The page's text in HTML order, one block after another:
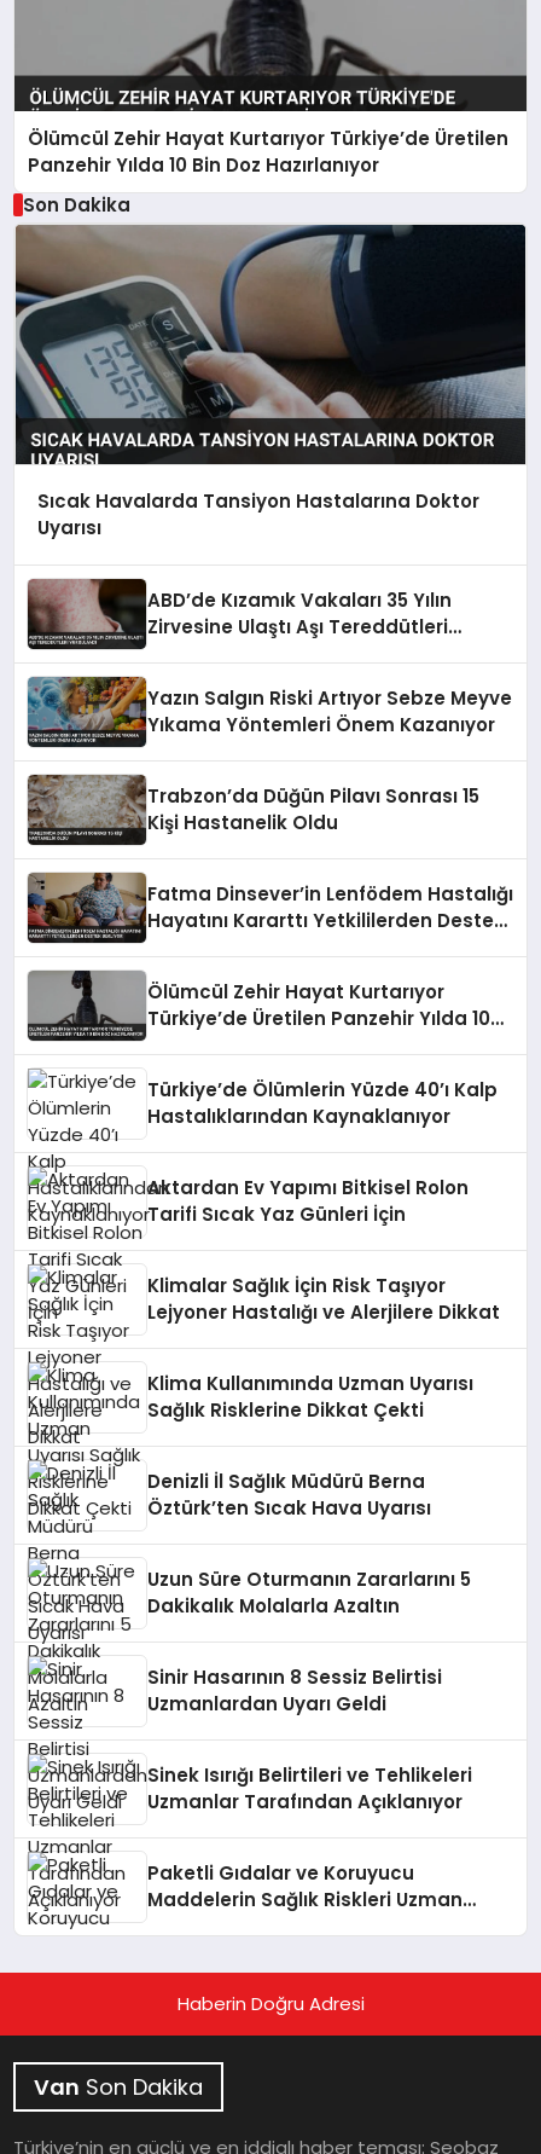
Ölümcül Zehir Hayat Kurtarıyor Türkiye’de Üretilen
Panzehir Yılda 10 Bin Doz Hazırlanıyor
Son Dakika
Sıcak Havalarda Tansiyon Hastalarına Doktor
Uyarısı
ABD’de Kızamık Vakaları 35 Yılın
Zirvesine Ulaştı Aşı Tereddütleri
Yazın Salgın Riski Artıyor Sebze Meyve
Yıkama Yöntemleri Önem Kazanıyor
Trabzon’da Düğün Pilavı Sonrası 15
Kişi Hastanelik Oldu
Fatma Dinsever’in Lenfödem Hastalığı
Hayatını Kararttı Yetkililerden Destek
Ölümcül Zehir Hayat Kurtarıyor
Türkiye’de Üretilen Panzehir Yılda 10
Türkiye’de Ölümlerin Yüzde 40’ı Kalp
Hastalıklarından Kaynaklanıyor
Aktardan Ev Yapımı Bitkisel Rolon
Tarifi Sıcak Yaz Günleri İçin
Klimalar Sağlık İçin Risk Taşıyor
Lejyoner Hastalığı ve Alerjilere Dikkat
Klima Kullanımında Uzman Uyarısı
Sağlık Risklerine Dikkat Çekti
Denizli İl Sağlık Müdürü Berna
Öztürk’ten Sıcak Hava Uyarısı
Uzun Süre Oturmanın Zararlarını 5
Dakikalık Molalarla Azaltın
Sinir Hasarının 8 Sessiz Belirtisi
Uzmanlardan Uyarı Geldi
Sinek Isırığı Belirtileri ve Tehlikeleri
Uzmanlar Tarafından Açıklanıyor
Paketli Gıdalar ve Koruyucu
Maddelerin Sağlık Riskleri Uzman
Haberin Doğru Adresi
Van Son Dakika
Türkiye’nin en güçlü ve en iddialı haber teması: Seobaz